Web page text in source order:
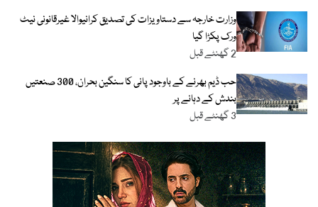
وزارت خارجہ سے دستاویزات کی تصدیق کرانیوالا غیرقانونی نیٹ
ورک پکڑا گیا
2 گھنٹے قبل
حب ڈیم بھرنے کے باوجود پانی کا سنگین بحران، 300 صنعتیں
بندش کے دہانے پر
3 گھنٹے قبل